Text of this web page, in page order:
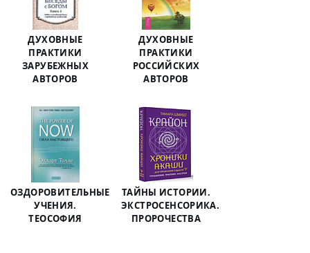
ДУХОВНЫЕ
ПРАКТИКИ
ЗАРУБЕЖНЫХ
АВТОРОВ
ДУХОВНЫЕ
ПРАКТИКИ
РОССИЙСКИХ
АВТОРОВ
ОЗДОРОВИТЕЛЬНЫЕ
УЧЕНИЯ.
ТЕОСОФИЯ
ТАЙНЫ ИСТОРИИ.
ЭКСТРОСЕНСОРИКА.
ПРОРОЧЕСТВА